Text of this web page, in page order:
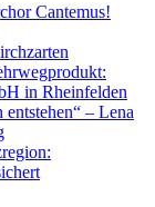
Cantemus!
in Rheinfelden
– Lena